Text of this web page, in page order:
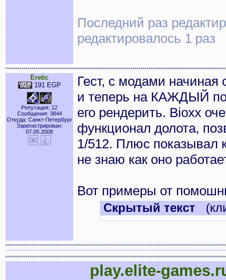
Последний раз
редактировалось 1 раз
Eretic
191 EGP
Репутация: 12
Сообщения: 3844
Откуда: Санкт-Петербург
Зарегистрирован:
07.05.2008
Гест, с модами
и теперь на КАЖДЫЙ
его рендерить. Bioxx
функционал долота,
1/512. Плюс показывал
не знаю как оно
Вот примеры от
Cкрытый текст
play.elite-